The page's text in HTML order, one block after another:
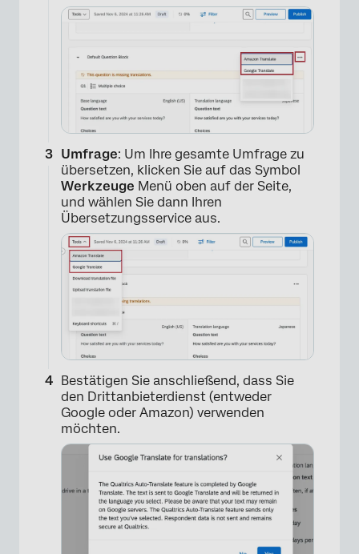
×
Umfrage: Um Ihre gesamte Umfrage zu
übersetzen, klicken Sie auf das Symbol
Werkzeuge Menü oben auf der Seite,
und wählen Sie dann Ihren
Übersetzungsservice aus.
Bestätigen Sie anschließend, dass Sie
den Drittanbieterdienst (entweder
Google oder Amazon) verwenden
möchten.